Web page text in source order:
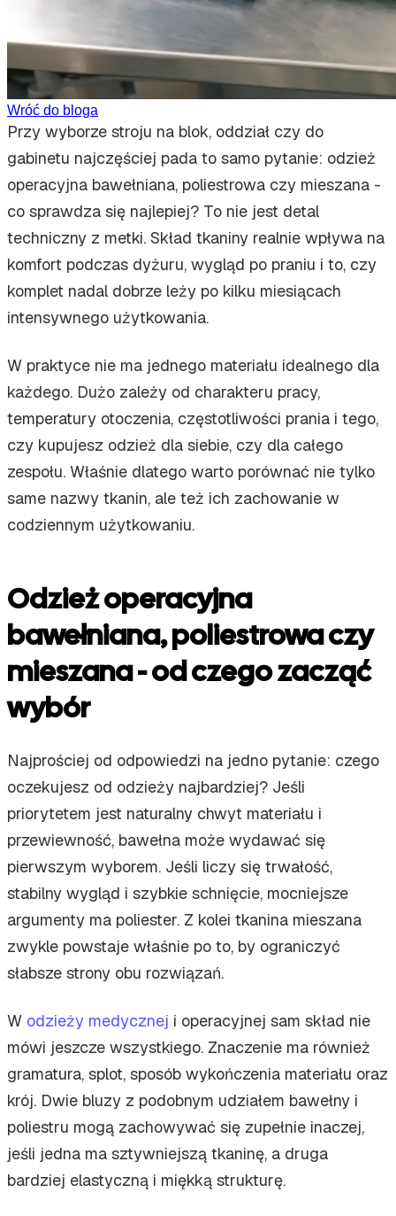
Wróć do bloga
Przy wyborze stroju na blok, oddział czy do
gabinetu najczęściej pada to samo pytanie: odzież
operacyjna bawełniana, poliestrowa czy mieszana -
co sprawdza się najlepiej? To nie jest detal
techniczny z metki. Skład tkaniny realnie wpływa na
komfort podczas dyżuru, wygląd po praniu i to, czy
komplet nadal dobrze leży po kilku miesiącach
intensywnego użytkowania.
W praktyce nie ma jednego materiału idealnego dla
każdego. Dużo zależy od charakteru pracy,
temperatury otoczenia, częstotliwości prania i tego,
czy kupujesz odzież dla siebie, czy dla całego
zespołu. Właśnie dlatego warto porównać nie tylko
same nazwy tkanin, ale też ich zachowanie w
codziennym użytkowaniu.
Odzież operacyjna
bawełniana, poliestrowa czy
mieszana - od czego zacząć
wybór
Najprościej od odpowiedzi na jedno pytanie: czego
oczekujesz od odzieży najbardziej? Jeśli
priorytetem jest naturalny chwyt materiału i
przewiewność, bawełna może wydawać się
pierwszym wyborem. Jeśli liczy się trwałość,
stabilny wygląd i szybkie schnięcie, mocniejsze
argumenty ma poliester. Z kolei tkanina mieszana
zwykle powstaje właśnie po to, by ograniczyć
słabsze strony obu rozwiązań.
W odzieży medycznej i operacyjnej sam skład nie
mówi jeszcze wszystkiego. Znaczenie ma również
gramatura, splot, sposób wykończenia materiału oraz
krój. Dwie bluzy z podobnym udziałem bawełny i
poliestru mogą zachowywać się zupełnie inaczej,
jeśli jedna ma sztywniejszą tkaninę, a druga
bardziej elastyczną i miękką strukturę.